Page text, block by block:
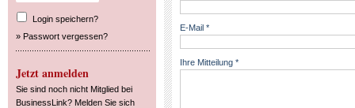
Login speichern?
» Passwort vergessen?
Jetzt anmelden
Sie sind noch nicht Mitglied bei
BusinessLink? Melden Sie sich
E-Mail *
Ihre Mitteilung *